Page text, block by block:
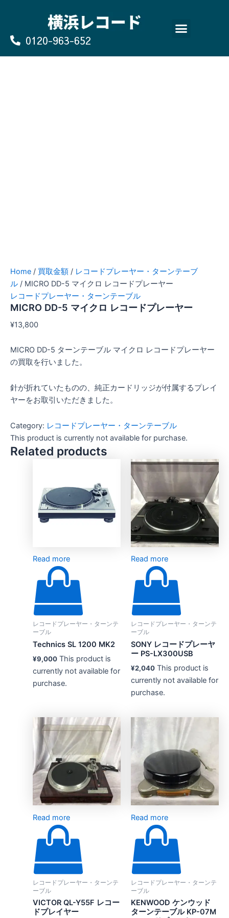
0120-963-652
Home / 買取金額 / レコードプレーヤー・ターンテーブ
ル / MICRO DD-5 マイクロ レコードプレーヤー
レコードプレーヤー・ターンテーブル
MICRO DD-5 マイクロ レコードプレーヤー
¥13,800
MICRO DD-5 ターンテーブル マイクロ レコードプレーヤー
の買取を行いました。
針が折れていたものの、純正カードリッジが付属するプレイ
ヤーをお取引いただきました。
Category: レコードプレーヤー・ターンテーブル
This product is currently not available for purchase.
Related products
Read more
レコードプレーヤー・ターンテ
ーブル
Technics SL 1200 MK2
¥9,000 This product is
currently not available for
purchase.
Read more
レコードプレーヤー・ターンテ
ーブル
SONY レコードプレーヤ
ー PS-LX300USB
¥2,040 This product is
currently not available for
purchase.
Read more
レコードプレーヤー・ターンテ
ーブル
VICTOR QL-Y55F レコー
ドプレイヤー
Read more
レコードプレーヤー・ターンテ
ーブル
KENWOOD ケンウッド
ターンテーブル KP-07M